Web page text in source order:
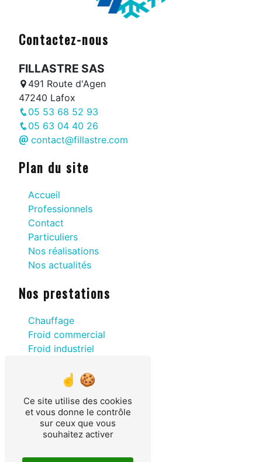
Contactez-nous
FILLASTRE SAS
491 Route d'Agen
47240 Lafox
05 53 68 52 93
05 63 04 40 26
contact@fillastre.com
Plan du site
Accueil
Professionnels
Contact
Particuliers
Nos réalisations
Nos actualités
Nos prestations
Chauffage
Froid commercial
Froid industriel
Ballon thermodynamique
Energie renouvelable
Froid agricole
Pompe à chaleur
Climatisation
Ce site utilise des cookies
et vous donne le contrôle
sur ceux que vous
souhaitez activer